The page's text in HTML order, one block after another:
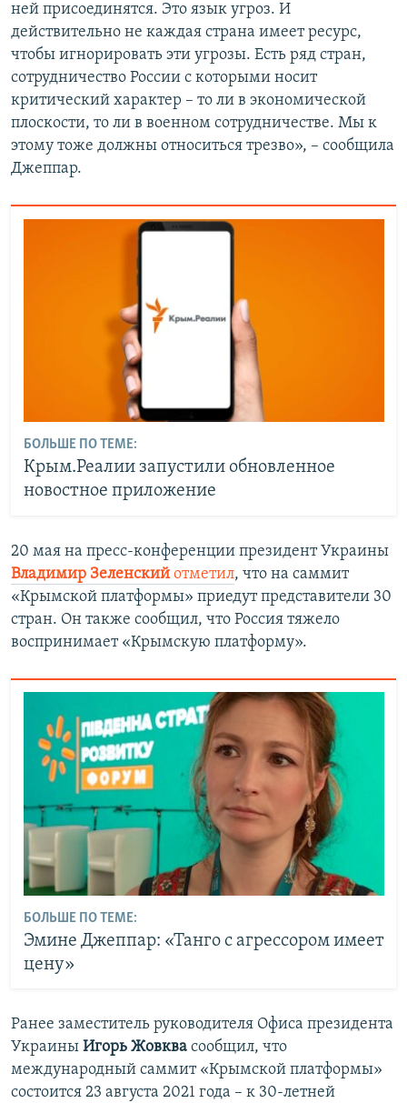
ней присоединятся. Это язык угроз. И
действительно не каждая страна имеет ресурс,
чтобы игнорировать эти угрозы. Есть ряд стран,
сотрудничество России с которыми носит
критический характер – то ли в экономической
плоскости, то ли в военном сотрудничестве. Мы к
этому тоже должны относиться трезво», – сообщила
Джеппар.
БОЛЬШЕ ПО ТЕМЕ:
Крым.Реалии запустили обновленное
новостное приложение
20 мая на пресс-конференции президент Украины
Владимир Зеленский отметил, что на саммит
«Крымской платформы» приедут представители 30
стран. Он также сообщил, что Россия тяжело
воспринимает «Крымскую платформу».
БОЛЬШЕ ПО ТЕМЕ:
Эмине Джеппар: «Танго с агрессором имеет
цену»
Ранее заместитель руководителя Офиса президента
Украины Игорь Жовква сообщил, что
международный саммит «Крымской платформы»
состоится 23 августа 2021 года – к 30-летней